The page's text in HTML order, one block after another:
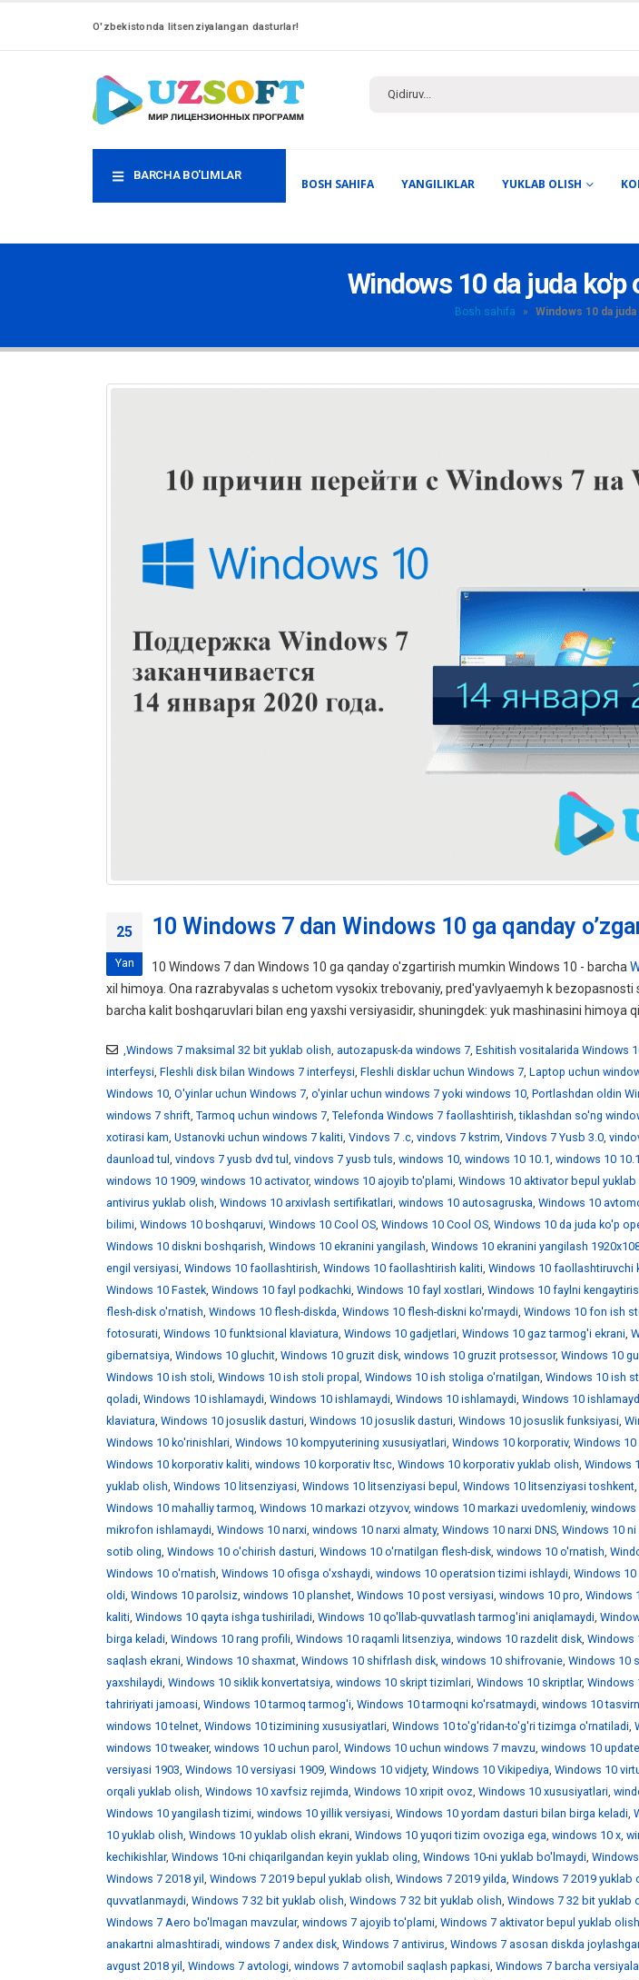
O'zbekistonda litsenziyalangan dasturlar!
BARCHA BO'LIMLAR
BOSH SAHIFA YANGILIKLAR YUKLAB OLISH
Windows 10 da juda
Bosh sahifa » Windows 10 da
25
Yan
10 Windows 7 dan Windows 10 ga qanday
10 Windows 7 dan Windows 10 ga qanday o'zgartirish mumkin Windows 10 - barcha
xil himoya. Ona razrabyvalas s uchetom vysokix trebovaniy, pred'yavlyaemyh k bezopasnosti
barcha kalit boshqaruvlari bilan eng yaxshi versiyasidir, shuningdek: yuk mashinasini himoya
,Windows 7 maksimal 32 bit yuklab olish, autozapusk-da windows 7, Eshitish vositalarida Windows
interfeysi, Fleshli disk bilan Windows 7 interfeysi, Fleshli disklar uchun Windows 7, Laptop uchun
Windows 10, O'yinlar uchun Windows 7, o'yinlar uchun windows 7 yoki windows 10, Portlashdan oldin
windows 7 shrift, Tarmoq uchun windows 7, Telefonda Windows 7 faollashtirish,tiklashdan so'ng
xotirasi kam, Ustanovki uchun windows 7 kaliti, Vindovs 7 .c, vindovs 7 kstrim, Vindovs 7 Yusb 3.0,
daunload tul , vindovs 7 yusb dvd tul , vindovs 7 yusb tuls, windows 10, windows 10 10.1, windows 10
windows 10 1909, windows 10 activator, windows 10 ajoyib to'plami, Windows 10 aktivator bepul yuklab
antivirus yuklab olish, Windows 10 arxivlash sertifikatlari, windows 10 autosagruska, Windows 10
bilimi, Windows 10 boshqaruvi, Windows 10 Cool OS, Windows 10 Cool OS, Windows 10 da juda ko'p
Windows 10 diskni boshqarish, Windows 10 ekranini yangilash, Windows 10 ekranini yangilash
engil versiyasi, Windows 10 faollashtirish, Windows 10 faollashtirish kaliti, Windows 10 faollashtiruvchi
Windows 10 Fastek, Windows 10 fayl podkachki, Windows 10 fayl xostlari, Windows 10 faylni
flesh-disk o'rnatish, Windows 10 flesh-diskda, Windows 10 flesh-diskni ko'rmaydi, Windows 10 fon ish
fotosurati, Windows 10 funktsional klaviatura, Windows 10 gadjetlari, Windows 10 gaz tarmog'i ekrani,
gibernatsiya, Windows 10 gluchit, Windows 10 gruzit disk, windows 10 gruzit protsessor, Windows 10
Windows 10 ish stoli, Windows 10 ish stoli propal , Windows 10 ish stoliga o'rnatilgan, Windows 10 ish
qoladi, Windows 10 ishlamaydi, Windows 10 ishlamaydi, Windows 10 ishlamaydi, Windows 10
klaviatura, Windows 10 josuslik dasturi, Windows 10 josuslik dasturi, Windows 10 josuslik funksiyasi,
Windows 10 ko'rinishlari, Windows 10 kompyuterining xususiyatlari, Windows 10 korporativ, Windows
Windows 10 korporativ kaliti, windows 10 korporativ ltsc, Windows 10 korporativ yuklab olish, Windows
yuklab olish, Windows 10 litsenziyasi, Windows 10 litsenziyasi bepul , Windows 10 litsenziyasi toshkent,
Windows 10 mahalliy tarmoq, Windows 10 markazi otzyvov, windows 10 markazi uvedomleniy, windows
mikrofon ishlamaydi, Windows 10 narxi, windows 10 narxi almaty, Windows 10 narxi DNS, Windows 10
sotib oling, Windows 10 o'chirish dasturi, Windows 10 o'rnatilgan flesh-disk, windows 10 o'rnatish,
Windows 10 o'rnatish, Windows 10 ofisga o'xshaydi, windows 10 operatsion tizimi ishlaydi, Windows
oldi, Windows 10 parolsiz, windows 10 planshet, Windows 10 post versiyasi, windows 10 pro, Windows
kaliti, Windows 10 qayta ishga tushiriladi, Windows 10 qo'llab-quvvatlash tarmog'ini aniqlamaydi,
birga keladi, Windows 10 rang profili, Windows 10 raqamli litsenziya, windows 10 razdelit disk, Windows
saqlash ekrani, Windows 10 shaxmat, Windows 10 shifrlash disk, windows 10 shifrovanie, Windows 10
yaxshilaydi, Windows 10 siklik konvertatsiya, windows 10 skript tizimlari, Windows 10 skriptlar, Windows
tahririyati jamoasi, Windows 10 tarmoq tarmog'i, Windows 10 tarmoqni ko'rsatmaydi, windows 10
windows 10 telnet, Windows 10 tizimining xususiyatlari, Windows 10 to'g'ridan-to'g'ri tizimga o'rnatiladi,
windows 10 tweaker, windows 10 uchun parol , Windows 10 uchun windows 7 mavzu, windows 10 update
versiyasi 1903, Windows 10 versiyasi 1909, Windows 10 vidjety, Windows 10 Vikipediya, Windows 10
orqali yuklab olish, Windows 10 xavfsiz rejimda, Windows 10 xripit ovoz, Windows 10 xususiyatlari,
Windows 10 yangilash tizimi, windows 10 yillik versiyasi, Windows 10 yordam dasturi bilan birga keladi,
10 yuklab olish, Windows 10 yuklab olish ekrani, Windows 10 yuqori tizim ovoziga ega, windows 10 х,
kechikishlar, Windows 10-ni chiqarilgandan keyin yuklab oling, Windows 10-ni yuklab bo'lmaydi,
Windows 7 2018 yil , Windows 7 2019 bepul yuklab olish, Windows 7 2019 yilda, Windows 7 2019 yuklab
quvvatlanmaydi, Windows 7 32 bit yuklab olish, Windows 7 32 bit yuklab olish, Windows 7 32 bit yuklab
Windows 7 Aero bo'lmagan mavzular, windows 7 ajoyib to'plami, Windows 7 aktivator bepul yuklab olish
anakartni almashtiradi, windows 7 andex disk, Windows 7 antivirus, Windows 7 asosan diskda
avgust 2018 yil , Windows 7 avtologi, windows 7 avtomobil saqlash papkasi, Windows 7 barcha